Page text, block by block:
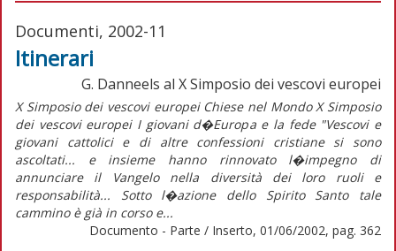
Documenti, 2002-11
Itinerari
G. Danneels al X Simposio dei vescovi europei
X Simposio dei vescovi europei Chiese nel Mondo X Simposio
dei vescovi europei I giovani d�Europa e la fede "Vescovi e
giovani cattolici e di altre confessioni cristiane si sono
ascoltati... e insieme hanno rinnovato l�impegno di
annunciare il Vangelo nella diversità dei loro ruoli e
responsabilità... Sotto l�azione dello Spirito Santo tale
cammino è già in corso e...
Documento - Parte / Inserto, 01/06/2002, pag. 362